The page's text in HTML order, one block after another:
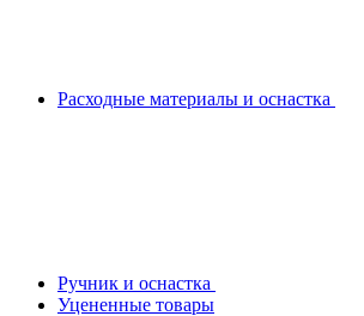
Расходные материалы и оснастка
Ручник и оснастка
Уцененные товары